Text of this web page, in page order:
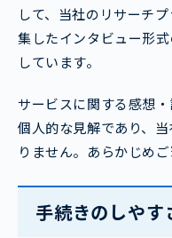
して、当社のリサーチ
集したインタビュー形
しています。
サービスに関する感想
個人的な見解であり、
りません。あらかじめ
手続きのしやす